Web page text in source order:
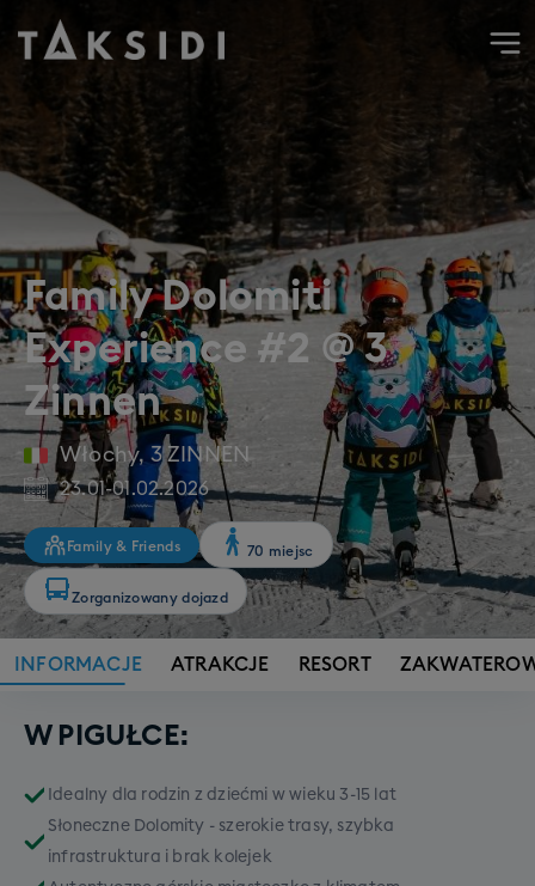
Family Dolomiti
Experience #2 @ 3
Zinnen
Włochy, 3 ZINNEN
23.01-01.02.2026
Family & Friends 70 miejsc
Zorganizowany dojazd
INFORMACJE ATRAKCJE RESORT
W PIGUŁCE:
Idealny dla rodzin z dziećmi w wieku 3-15 lat
Słoneczne Dolomity - szerokie trasy, szybka
infrastruktura i brak kolejek